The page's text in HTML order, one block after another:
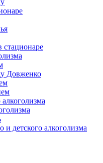
стационаре
Довженко
и детского алкоголизма